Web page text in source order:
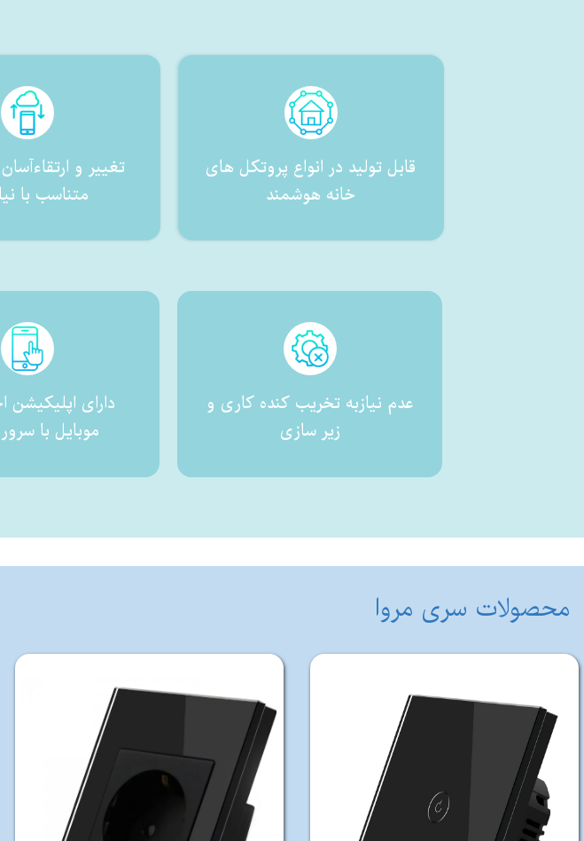
عدم نیازبه تخریب کنده کاری و
زیر سازی
دارای
موبایل با
قابل تولید در انواع پروتکل های
خانه هوشمند
تغییر و
متناسب با
محصولات سری مروا